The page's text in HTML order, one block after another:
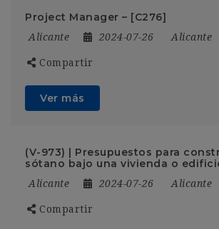
Project Manager – [C276]
Alicante 2024-07-26 Alicante
Compartir
Ver más
(V-973) | Presupuestos para
sótano bajo una vivienda o
Alicante 2024-07-26 Alicante
Compartir